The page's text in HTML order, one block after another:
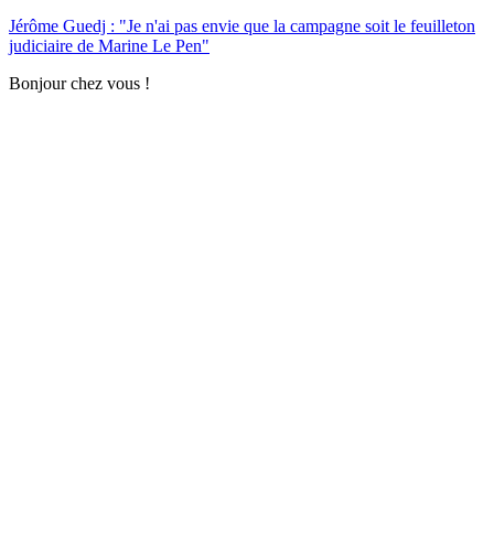
Jérôme Guedj : "Je n'ai pas envie que la campagne soit le feuilleton
judiciaire de Marine Le Pen"
Bonjour chez vous !